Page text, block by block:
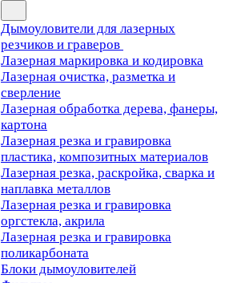
Дымоуловители для лазерных
резчиков и граверов
Лазерная маркировка и кодировка
Лазерная очистка, разметка и
сверление
Лазерная обработка дерева, фанеры,
картона
Лазерная резка и гравировка
пластика, композитных материалов
Лазерная резка, раскройка, сварка и
наплавка металлов
Лазерная резка и гравировка
оргстекла, акрила
Лазерная резка и гравировка
поликарбоната
Блоки дымоуловителей